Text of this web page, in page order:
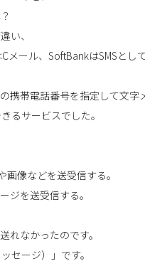
い、
ール、SoftBankはSMSとし
携帯電話番号を指定して文字
るサービスでした。
像などを送受信する。
ジを送受信する。
れなかったのです。
セージ）」です。